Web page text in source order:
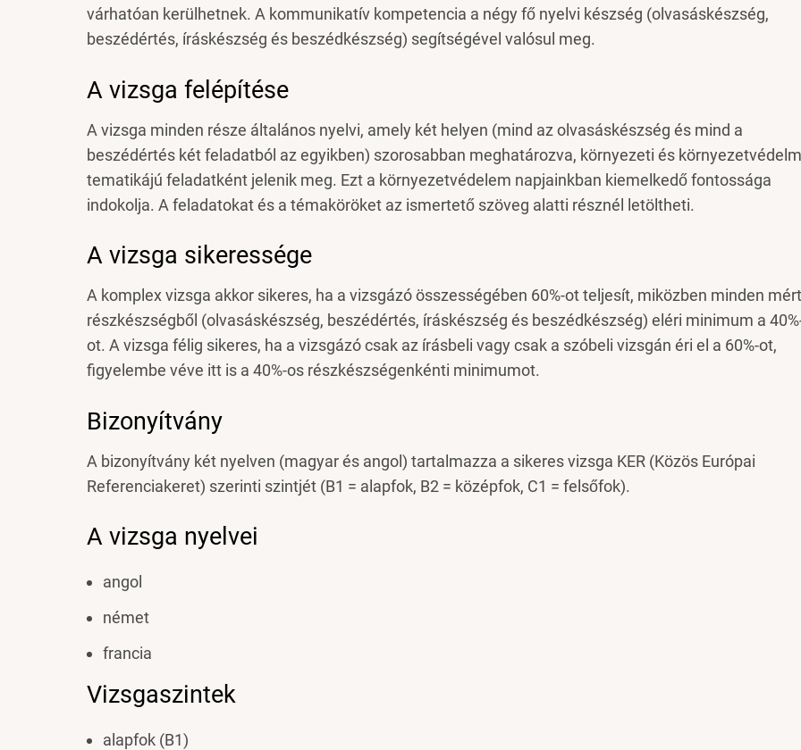
várhatóan kerülhetnek. A kommunikatív kompetencia a négy fő nyelvi készség (olvasáskészség,
beszédértés, íráskészség és beszédkészség) segítségével valósul meg.
A vizsga felépítése
A vizsga minden része általános nyelvi, amely két helyen (mind az olvasáskészség és mind a
beszédértés két feladatból az egyikben) szorosabban meghatározva, környezeti és
tematikájú feladatként jelenik meg. Ezt a környezetvédelem napjainkban kiemelkedő fontossága
indokolja. A feladatokat és a témaköröket az ismertető szöveg alatti résznél letöltheti.
A vizsga sikeressége
A komplex vizsga akkor sikeres, ha a vizsgázó összességében 60%-ot teljesít, miközben minden mért
részkészségből (olvasáskészség, beszédértés, íráskészség és beszédkészség) eléri minimum a
ot. A vizsga félig sikeres, ha a vizsgázó csak az írásbeli vagy csak a szóbeli vizsgán éri el a 60%-ot,
figyelembe véve itt is a 40%-os részkészségenkénti minimumot.
Bizonyítvány
A bizonyítvány két nyelven (magyar és angol) tartalmazza a sikeres vizsga KER (Közös Európai
Referenciakeret) szerinti szintjét (B1 = alapfok, B2 = középfok, C1 = felsőfok).
A vizsga nyelvei
angol
német
francia
Vizsgaszintek
alapfok (B1)